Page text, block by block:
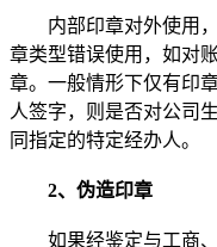
内部印章对外使用，
章类型错误使用，如对
章。一般情形下仅有印
人签字，则是否对公司
同指定的特定经办人。
2、伪造印章
如果经鉴定与工商、